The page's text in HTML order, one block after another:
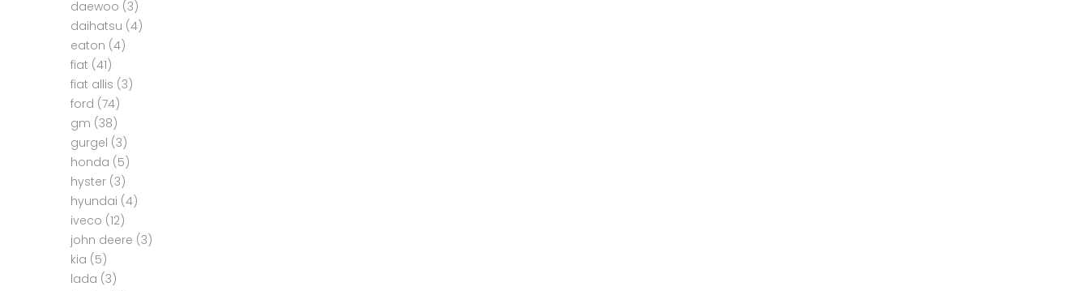
daewoo (3)
daihatsu (4)
eaton (4)
fiat (41)
fiat allis (3)
ford (74)
gm (38)
gurgel (3)
honda (5)
hyster (3)
hyundai (4)
iveco (12)
john deere (3)
kia (5)
lada (3)